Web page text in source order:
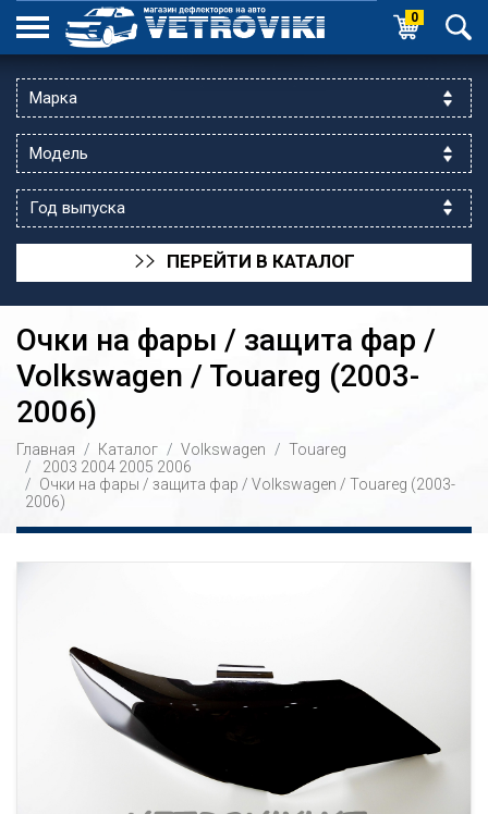
выходной
0
>> ПЕРЕЙТИ В КАТАЛОГ
Очки на фары / защита фар /
Volkswagen / Touareg (2003-
2006)
Главная Каталог Volkswagen
Touareg
2003 2004 2005 2006
Очки на фары / защита фар / Volkswagen / Touareg (2003-
2006)